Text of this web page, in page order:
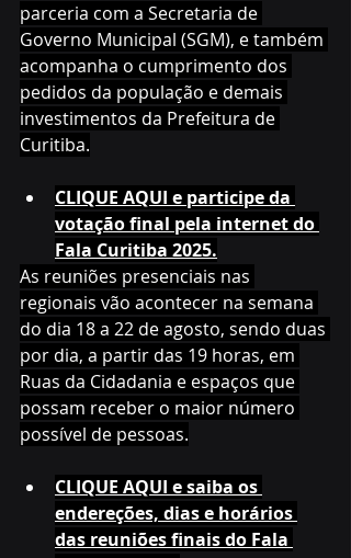
parceria com a Secretaria de
Governo Municipal (SGM), e também
acompanha o cumprimento dos
pedidos da população e demais
investimentos da Prefeitura de
Curitiba.
CLIQUE AQUI e participe da
votação final pela internet do
Fala Curitiba 2025.
As reuniões presenciais nas
regionais vão acontecer na semana
do dia 18 a 22 de agosto, sendo duas
por dia, a partir das 19 horas, em
Ruas da Cidadania e espaços que
possam receber o maior número
possível de pessoas.
CLIQUE AQUI e saiba os
endereções, dias e horários
das reuniões finais do Fala